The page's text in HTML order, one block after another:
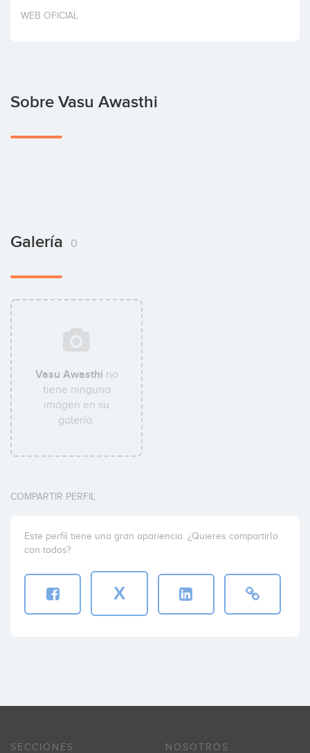
Invertir
WEB OFICIAL
Sobre Vasu Awasthi
Galería 0
Vasu Awasthi no
tiene ninguna
imágen en su
galería.
COMPARTIR PERFIL
Este perfil tiene una gran apariencia. ¿Quieres compartirlo
con todos?
X
SECCIONES NOSOTROS